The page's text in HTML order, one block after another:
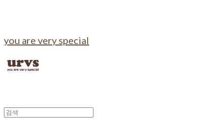
you are very special